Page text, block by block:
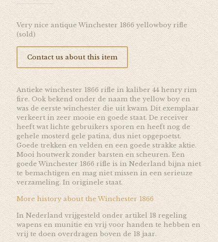
Very nice antique Winchester 1866 yellowboy rifle
(sold)
Contact us about this item
Antieke winchester 1866 rifle in kaliber 44 henry rim
fire. Ook bekend onder de naam the yellow boy en
was de eerste winchester die uit kwam. Dit exemplaar
verkeert in zeer mooie en goede staat. De receiver
heeft wat lichte gebruikers sporen en heeft nog de
gehele mosterd gele patina, dus niet opgepoetst.
Goede trekken en velden en een goede strakke aktie.
Mooi houtwerk zonder barsten en scheuren. Een
goede Winchester 1866 rifle is in Nederland bijna niet
te bemachtigen en mag niet missen in een serieuze
verzameling. In originele staat.
More history about the Winchester 1866
In Nederland vrijgesteld onder artikel 18 regeling
wapens en munitie en vrij voor handen te hebben en
vrij te doen overdragen boven de 18 jaar.